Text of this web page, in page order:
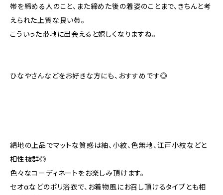
帯を締める人のこと、また締めた後の着姿のことまで、きちんと考
えられた上質な良い帯。
こういった帯地に出会えると嬉しくなりますね。
ひなやさんなどをお好きな方にも、おすすめです◎
絹地の上品でマットな質感は紬、小紋、色無地、江戸小紋などと
相性抜群◎
色々なコーディネートをお楽しみ頂けます。
セオαなどのポリ浴衣で、お着物風にお召し頂けるタイプとも相